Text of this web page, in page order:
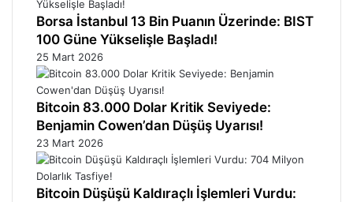
Borsa İstanbul 13 Bin Puanın Üzerinde: BIST
100 Güne Yükselişle Başladı!
25 Mart 2026
Bitcoin 83.000 Dolar Kritik Seviyede:
Benjamin Cowen’dan Düşüş Uyarısı!
23 Mart 2026
Bitcoin Düşüşü Kaldıraçlı İşlemleri Vurdu: